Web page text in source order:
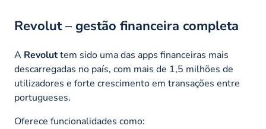
Revolut– gestão financeira completa
A Revoluttem sido uma das apps financeiras mais
descarregadas no país, com mais de 1,5 milhões de
utilizadores e forte crescimento em transações entre
portugueses.
Oferece funcionalidades como: